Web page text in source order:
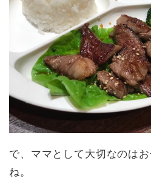
で、ママとして大切なのは
ね。